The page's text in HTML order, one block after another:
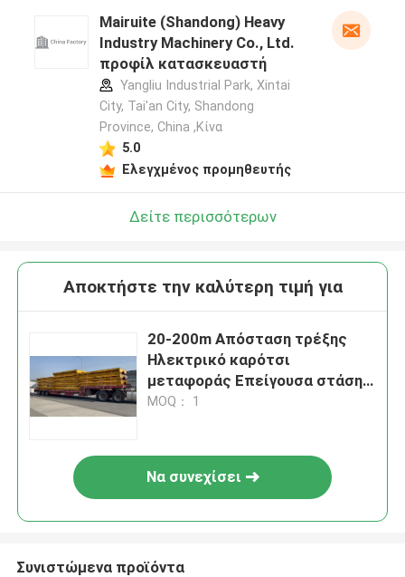
Mairuite (Shandong) Heavy
Industry Machinery Co., Ltd.
προφίλ κατασκευαστή
Yangliu Industrial Park, Xintai
City, Tai'an City, Shandong
Province, China ,Κίνα
5.0
Ελεγχμένος προμηθευτής
Δείτε περισσότερων
Αποκτήστε την καλύτερη τιμή για
20-200m Απόσταση τρέξης
Ηλεκτρικό καρότσι
μεταφοράς Επείγουσα στάση
κουμπί / περιοριστής
MOQ： 1
Να συνεχίσει
Συνιστώμενα προϊόντα